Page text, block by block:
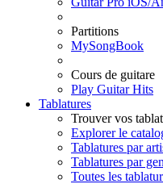
Partitions
MySongBook
Cours de guitare
Play Guitar Hits
Tablatures
Trouver vos
Explorer le
Tablatures par
Tablatures par
Toutes les